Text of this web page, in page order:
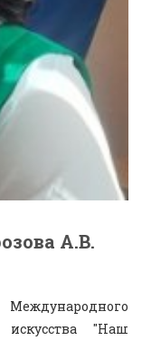
А.В.
искусства "Наш